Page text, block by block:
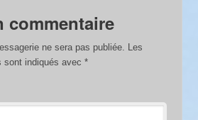
commentaire
ne sera pas publiée. Les
sont indiqués avec*